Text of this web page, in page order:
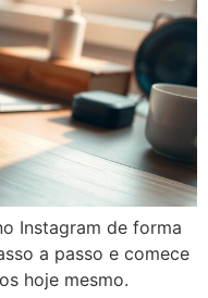
Instagram de forma
a passo e comece
hoje mesmo.